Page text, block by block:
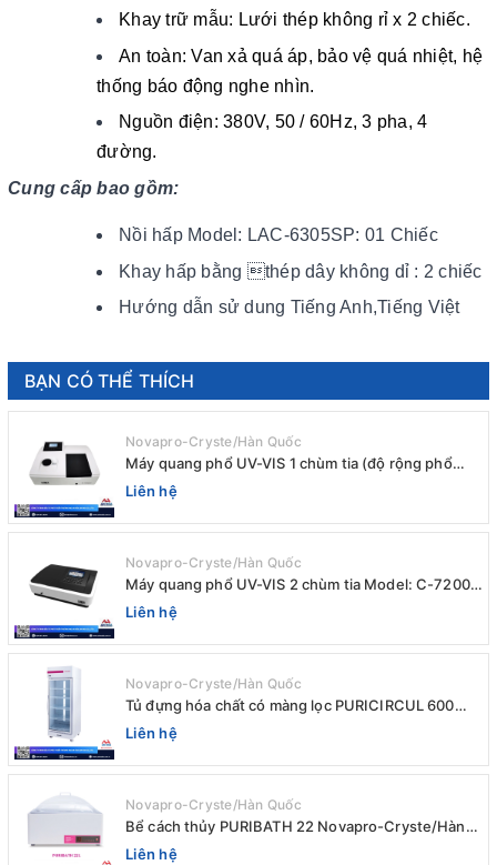
Khay trữ mẫu: Lưới thép không rỉ x 2 chiếc.
An toàn: Van xả quá áp, bảo vệ quá nhiệt, hệ
thống báo động nghe nhìn.
Nguồn điện: 380V, 50 / 60Hz, 3 pha, 4
đường.
Cung cấp bao gồm:
Nồi hấp Model: LAC-6305SP: 01 Chiếc
Khay hấp bằng thép dây không dỉ : 2 chiếc
Hướng dẫn sử dung Tiếng Anh,Tiếng Việt
BẠN CÓ THỂ THÍCH
Novapro-Cryste/Hàn Quốc
Máy quang phổ UV-VIS 1 chùm tia (độ rộng phổ
4nm) E-1000UV / Peak
Liên hệ
Novapro-Cryste/Hàn Quốc
Máy quang phổ UV-VIS 2 chùm tia Model: C-7200 /
Peak
Liên hệ
Novapro-Cryste/Hàn Quốc
Tủ đựng hóa chất có màng lọc PURICIRCUL 600
AIRTIGHT Novapro-Cryste/Hàn Quốc
Liên hệ
Novapro-Cryste/Hàn Quốc
Bể cách thủy PURIBATH 22 Novapro-Cryste/Hàn
Quốc
Liên hệ